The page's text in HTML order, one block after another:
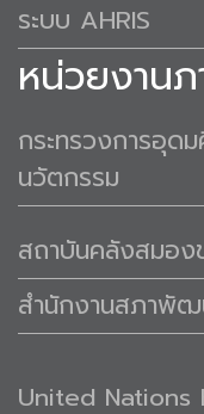
ระบบ AHRIS
หน่วยงาน
กระทรวงการอุด
นวัตกรรม
สถาบันคลังสมอง
สำนักงานสภาพัฒ
United